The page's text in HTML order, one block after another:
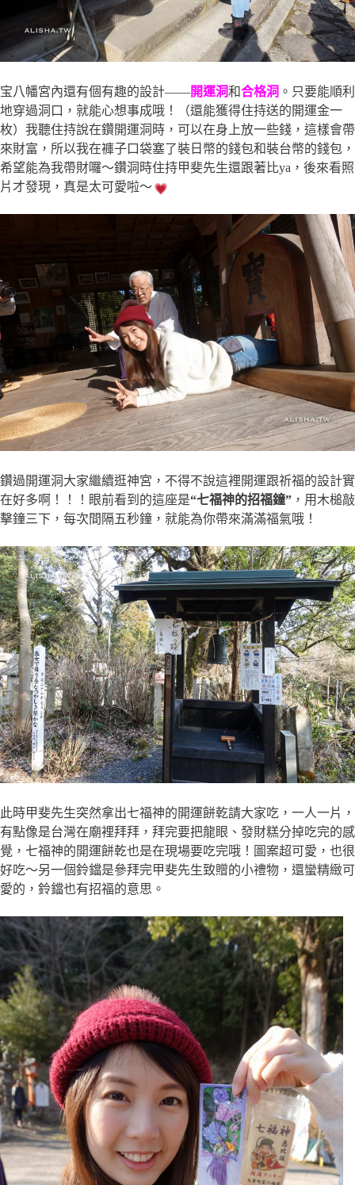
宝八幡宮內還有個有趣的設計——開運洞和合格洞 。只要能順利
地穿過洞口，就能心想事成哦！（還能獲得住持送的開運金一
枚）我聽住持說在鑽開運洞時，可以在身上放一些錢，這樣會帶
來財富，所以我在褲子口袋塞了裝日幣的錢包和裝台幣的錢包，
希望能為我帶財囉～鑽洞時住持甲斐先生還跟著比ya，後來看照
片才發現，真是太可愛啦～
鑽過開運洞大家繼續逛神宮，不得不說這裡開運跟祈福的設計實
在好多啊！！！眼前看到的這座是“七福神的招福鐘” ，用木槌敲
擊鐘三下，每次間隔五秒鐘，就能為你帶來滿滿福氣哦！
此時甲斐先生突然拿出七福神的開運餅乾請大家吃，一人一片，
有點像是台灣在廟裡拜拜，拜完要把龍眼、發財糕分掉吃完的感
覺，七福神的開運餅乾也是在現場要吃完哦！圖案超可愛，也很
好吃～另一個鈴鐺是參拜完甲斐先生致贈的小禮物，還蠻精緻可
愛的，鈴鐺也有招福的意思。